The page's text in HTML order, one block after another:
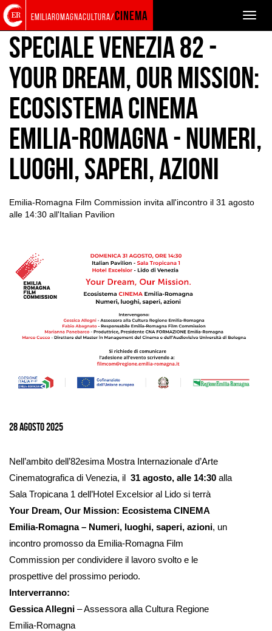
Torna
alla
home
page
Cerca
nel
sito
Salta
ai
contenuti
Salta
al
menu
principale
Toggle
emiliaromagnacultura/cinema
EVENTS AND NEWS NEWS
Speciale Venezia 82 -
Your Dream, Our Mission:
Ecosistema CINEMA
Emilia-Romagna - Numeri,
luoghi, saperi, azioni
Emilia-Romagna Film Commission invita all'incontro il 31 agosto
alle 14:30 all'Italian Pavilion
28 Agosto 2025
Nell’ambito dell’82esima Mostra Internazionale d’Arte
Cinematografica di Venezia, il 31 agosto, alle 14:30 alla
Sala Tropicana 1 dell’Hotel Excelsior al Lido si terrà
Your Dream, Our Mission: Ecosistema CINEMA
Emilia-Romagna – Numeri, luoghi, saperi, azioni, un
incontro promosso da Emilia-Romagna Film
Commission per condividere il lavoro svolto e le
prospettive del prossimo periodo.
Interverranno:
Gessica Allegni – Assessora alla Cultura Regione
Emilia-Romagna